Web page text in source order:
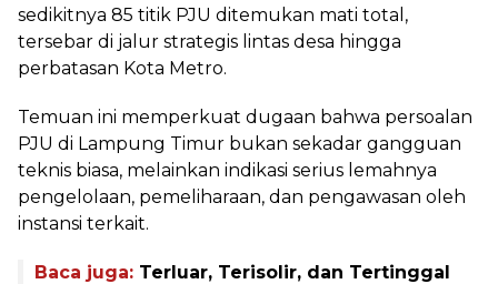
sedikitnya 85 titik PJU ditemukan mati total,
tersebar di jalur strategis lintas desa hingga
perbatasan Kota Metro.
Temuan ini memperkuat dugaan bahwa persoalan
PJU di Lampung Timur bukan sekadar gangguan
teknis biasa, melainkan indikasi serius lemahnya
pengelolaan, pemeliharaan, dan pengawasan oleh
instansi terkait.
Baca juga: Terluar, Terisolir, dan Tertinggal